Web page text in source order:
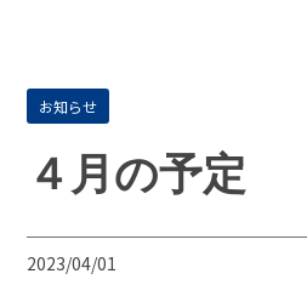
お知らせ
４月の予定
2023/04/01